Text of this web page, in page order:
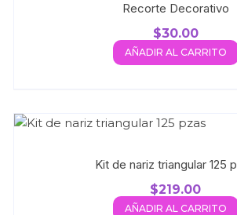
Recorte Decorativo
$30.00
AÑADIR AL CARRITO
Kit de nariz triangular 125
$219.00
AÑADIR AL CARRITO